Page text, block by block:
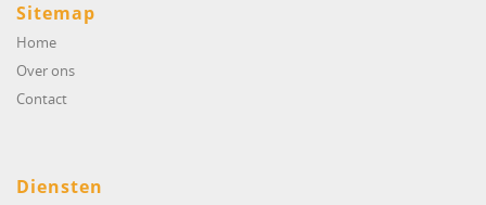
Sitemap
Home
Over ons
Contact
Diensten